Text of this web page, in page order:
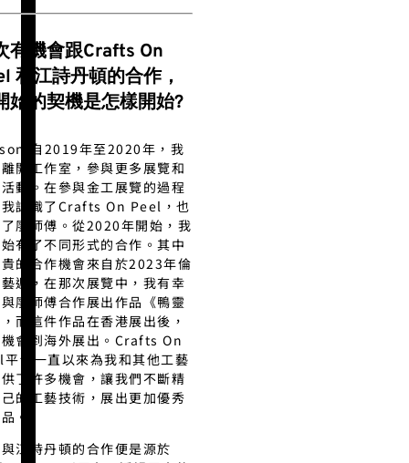
有機會跟Crafts On
和江詩丹頓的合作，
始的契機是怎樣開始?
自2019年至2020年，我
開工作室，參與更多展覽和
動。在參與金工展覽的過程
認識了Crafts On Peel，也
廖師傅。從2020年開始，我
有了不同形式的合作。其中
的合作機會來自於2023年倫
週，在那次展覽中，我有幸
廖師傅合作展出作品《鴨靈
而這件作品在香港展出後，
會到海外展出。Crafts On
台一直以來為我和其他工藝
了許多機會，讓我們不斷精
的工藝技術，展出更加優秀
。
江詩丹頓的合作便是源於